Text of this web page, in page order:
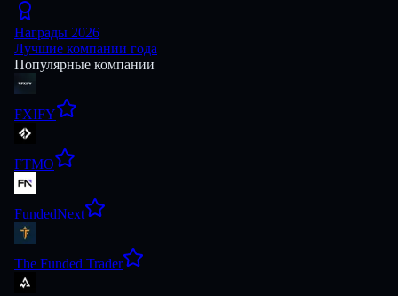
Награды 2026
Лучшие компании года
Популярные компании
FXIFY
FTMO
FundedNext
The Funded Trader